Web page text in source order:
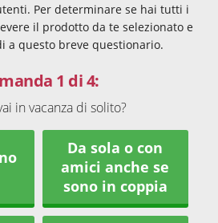
Per determinare se hai tutti i
il prodotto da te selezionato e
a questo breve questionario.
1 di 4:
in vacanza di solito?
Da sola o con
amici anche se
sono in coppia